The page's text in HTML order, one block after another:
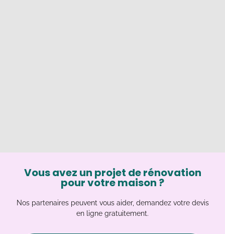
Vous avez un projet de rénovation
pour votre maison ?
Nos partenaires peuvent vous aider, demandez votre devis
en ligne gratuitement.